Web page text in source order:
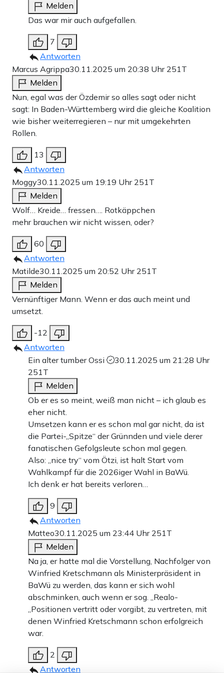
Melden
Das war mir auch aufgefallen.
7
Antworten
Marcus Agrippa30.11.2025 um 20:38 Uhr 251T
Melden
Nun, egal was der Özdemir so alles sagt oder nicht
sagt: In Baden-Württemberg wird die gleiche Koalition
wie bisher weiterregieren – nur mit umgekehrten
Rollen.
13
Antworten
Moggy30.11.2025 um 19:19 Uhr 251T
Melden
Wolf… Kreide… fressen…. Rotkäppchen
mehr brauchen wir nicht wissen, oder?
60
Antworten
Matilde30.11.2025 um 20:52 Uhr 251T
Melden
Vernünftiger Mann. Wenn er das auch meint und
umsetzt.
-12
Antworten
Ein alter tumber Ossi
30.11.2025 um 21:28 Uhr
251T
Melden
Ob er es so meint, weiß man nicht – ich glaub es
eher nicht.
Umsetzen kann er es schon mal gar nicht, da ist
die Partei-„Spitze“ der Grünnden und viele derer
fanatischen Gefolgsleute schon mal gegen.
Also: „nice try“ vom Ötzi, ist halt Start vom
Wahlkampf für die 2026iger Wahl in BaWü.
Ich denk er hat bereits verloren…
9
Antworten
Matteo30.11.2025 um 23:44 Uhr 251T
Melden
Na ja, er hatte mal die Vorstellung, Nachfolger von
Winfried Kretschmann als Ministerpräsident in
BaWü zu werden, das kann er sich wohl
abschminken, auch wenn er sog. „Realo-
„Positionen vertritt oder vorgibt, zu vertreten, mit
denen Winfried Kretschmann schon erfolgreich
war.
2
Antworten